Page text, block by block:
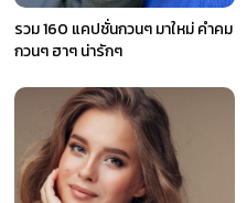
รวม 160 แคปชั่นกวนๆ มาใหม่ คําคม
กวนๆ ฮาๆ น่ารักๆ